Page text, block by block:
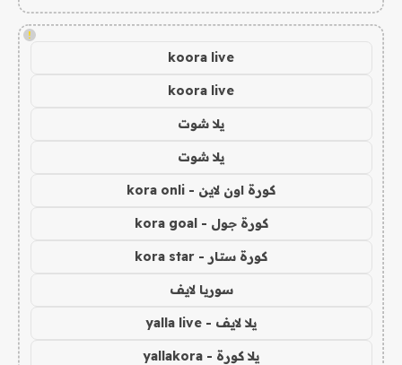
!
koora live
koora live
يلا شوت
يلا شوت
كورة اون لاين - kora onli
كورة جول - kora goal
كورة ستار - kora star
سوريا لايف
يلا لايف - yalla live
يلا كورة - yallakora